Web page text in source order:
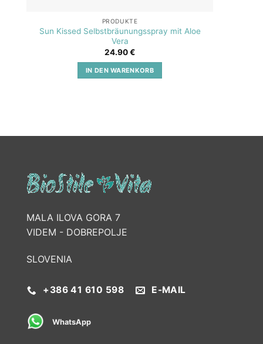
PRODUKTE
Sun Kissed Selbstbräunungsspray mit Aloe
Vera
24.90€
IN DEN WARENKORB
MALA ILOVA GORA 7
VIDEM - DOBREPOLJE
SLOVENIA
+386 41 610 598 E-MAIL
WhatsApp